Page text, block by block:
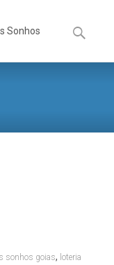
Sonhos
por:
sonhos goias, loteria